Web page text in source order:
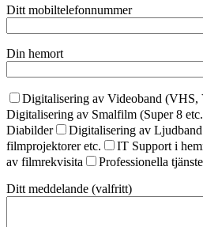
Ditt mobiltelefonnummer
Din hemort
Digitalisering av Videoband
Digitalisering av Smalfilm (Super 8
Diabilder
Digitalisering av Ljudband
filmprojektorer etc.
IT Support i
av filmrekvisita
Professionella
Ditt meddelande (valfritt)